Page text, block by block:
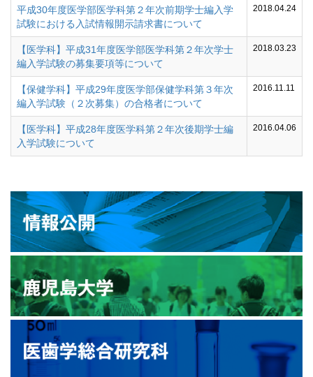
平成30年度医学部医学科第２年次前期学士編入学
試験における入試情報開示請求書について
2018.04.24
【医学科】平成31年度医学部医学科第２年次学士
編入学試験の募集要項等について
2018.03.23
【保健学科】平成29年度医学部保健学科第３年次
編入学試験（２次募集）の合格者について
2016.11.11
【医学科】平成28年度医学科第２年次後期学士編
入学試験について
2016.04.06